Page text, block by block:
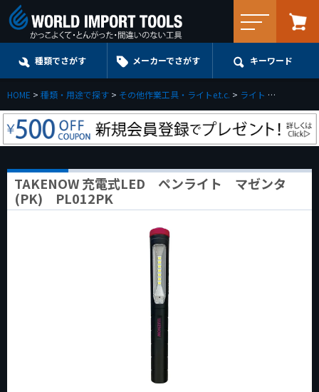
種類でさがす メーカーでさがす キーワード
HOME 種類・用途で探す その他作業工具・ライトe.t.c. ライト
TAKENOW 充電式LED ペンライト マゼンタ
(PK) PL012PK